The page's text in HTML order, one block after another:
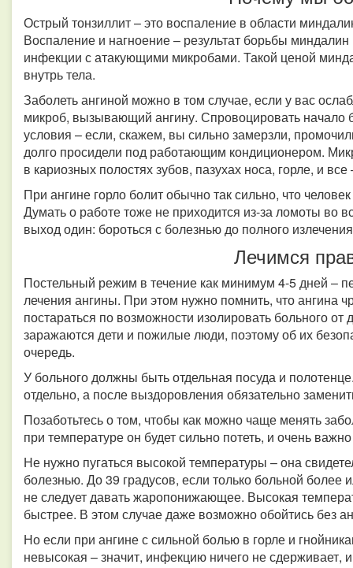
Острый тонзиллит – это воспаление в области
Воспаление и нагноение – результат борьбы
инфекции с атакующими микробами. Такой ценой
внутрь тела.
Заболеть ангиной можно в том случае, если у вас
микроб, вызывающий ангину. Спровоцировать начало
условия – если, скажем, вы сильно замерзли,
долго просидели под работающим кондиционером.
в кариозных полостях зубов, пазухах носа, горле, и
При ангине горло болит обычно так сильно, что
Думать о работе тоже не приходится из-за ломоты во
выход один: бороться с болезнью до полного
Лечимся
Постельный режим в течение как минимум 4-5 дней –
лечения ангины. При этом нужно помнить, что ангина
постараться по возможности изолировать больного
заражаются дети и пожилые люди, поэтому об их
очередь.
У больного должны быть отдельная посуда и
отдельно, а после выздоровления обязательно
Позаботьтесь о том, чтобы как можно чаще менять
при температуре он будет сильно потеть, и очень
Не нужно пугаться высокой температуры – она
болезнью. До 39 градусов, если только больной
не следует давать жаропонижающее. Высокая
быстрее. В этом случае даже возможно обойтись без
Но если при ангине с сильной болью в горле и
невысокая – значит, инфекцию ничего не сдерживает,